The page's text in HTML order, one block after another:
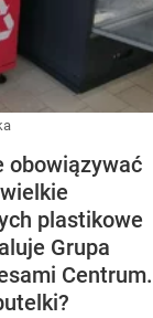
obowiązywać
plastikowe
Grupa
Centrum.